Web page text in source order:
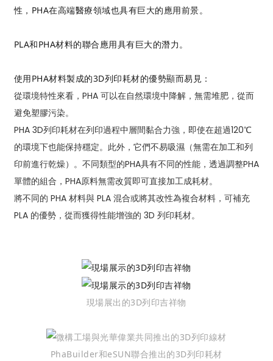
性，PHA在高端醫療領域也具有巨大的應用前景。
PLA和PHA材料的聯合應用具有巨大的潛力。
使用PHA材料製成的3D列印耗材的優勢顯而易見：
從環境特性來看，PHA 可以在自然環境中降解，無需堆肥，從而
避免塑膠污染。
PHA 3D列印耗材在列印過程中層間黏合力強，即使在超過120℃
的環境下也能保持穩定。此外，它們不易吸濕（無需在加工和列
印前進行乾燥）。不同類型的PHA具有不同的性能，透過調整PHA
單體的組合，PHA原料無需改質即可直接加工成耗材。
將不同的 PHA 材料與 PLA 混合或將其改性為複合材料，可補充
PLA 的優勢，從而獲得性能增強的 3D 列印耗材。
現場展出的3D列印吉祥物
PhaBuilder和eSUN聯合推出的3D列印耗材